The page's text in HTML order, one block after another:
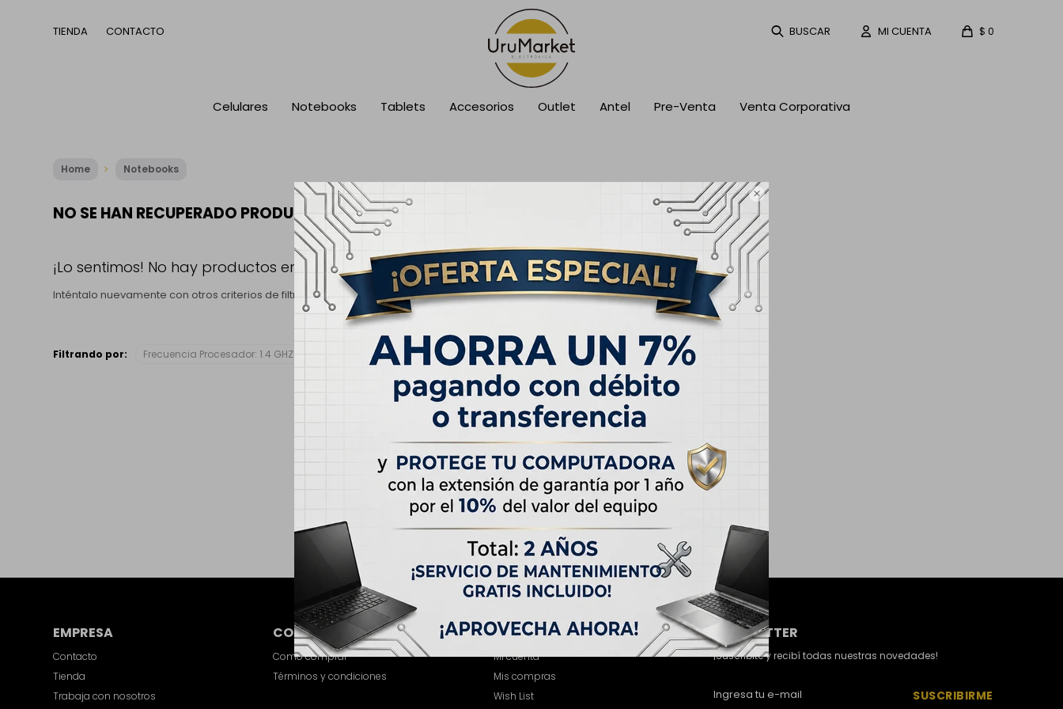

Celulares Notebooks Tablets Accesorios Outlet Antel Pre-Venta Venta Corporativa
$ 0
TIENDA CONTACTO
Home Notebooks
NO SE HAN RECUPERADO PRODUCTOS
¡Lo sentimos! No hay productos en esta sección.
Inténtalo nuevamente con otros criterios de filtrado o busca en otras secciones de nuestro catálogo.
Filtrando por: Frecuencia Procesador: 1.4 GHZ - 4.8 GHZ
EMPRESA
Contacto
Tienda
Trabaja con nosotros
COMPRA
Como comprar
Términos y condiciones
MI CUENTA
Mi cuenta
Mis compras
Wish List
NEWSLETTER
¡Suscribite y recibí todas nuestras novedades!
SUSCRIBIRME